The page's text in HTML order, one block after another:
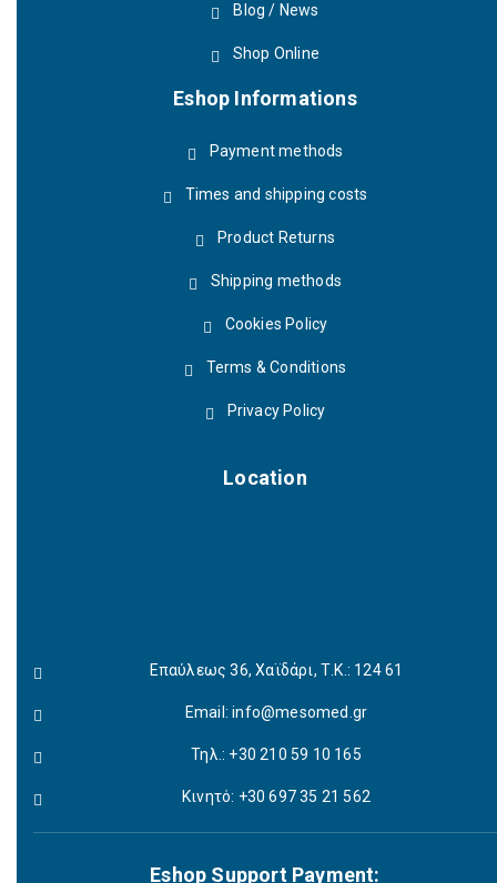
Blog / News
Shop Online
Eshop Informations
Payment methods
Times and shipping costs
Product Returns
Shipping methods
Cookies Policy
Terms & Conditions
Privacy Policy
Location
Επαύλεως 36, Χαϊδάρι, Τ.Κ.: 124 61
Email:info@mesomed.gr
Τηλ.: +30 210 59 10 165
Κινητό: +30 697 35 21 562
Eshop Support Payment: